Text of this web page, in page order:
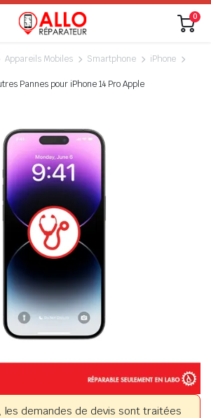
0
Appareils Mobiles Smartphone
iPhone
Pannes pour iPhone 14 Pro Apple
les demandes de devis sont traitées